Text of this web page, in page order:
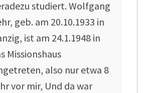
studiert. Wolfgang
geb. am 20.10.1933 in
ist am 24.1.1948 in
Missionshaus
also nur etwa 8
vor mir, Und da war